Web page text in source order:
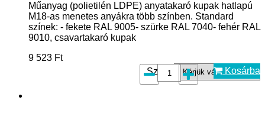
Műanyag (polietilén LDPE) anyatakaró kupak hatlapú
M18-as menetes anyákra több színben. Standard
színek: - fekete RAL 9005- szürke RAL 7040- fehér RAL
9010, csavartakaró kupak
9 523 Ft
Szín*:
Kosárba